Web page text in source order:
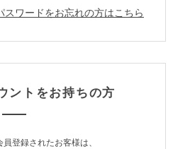
スワードをお忘れの方はこちら
トをお持ちの方
登録されたお客様は、